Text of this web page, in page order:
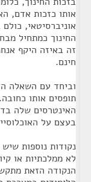
אותו כזכות אדם,
אוניברסיטאי,
החינוך כמתחיל
זה באיזה היקף
חינם.
וביחד עם השאלה
תופסים אותו
האינטרסים שלה
בעצם על
נקודות נוספות
לא ממלכתיות או
הנקודה הזאת